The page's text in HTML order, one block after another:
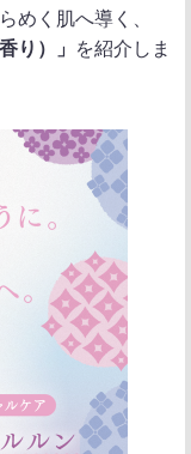
めく肌へ導く、
り）」
を紹介しま